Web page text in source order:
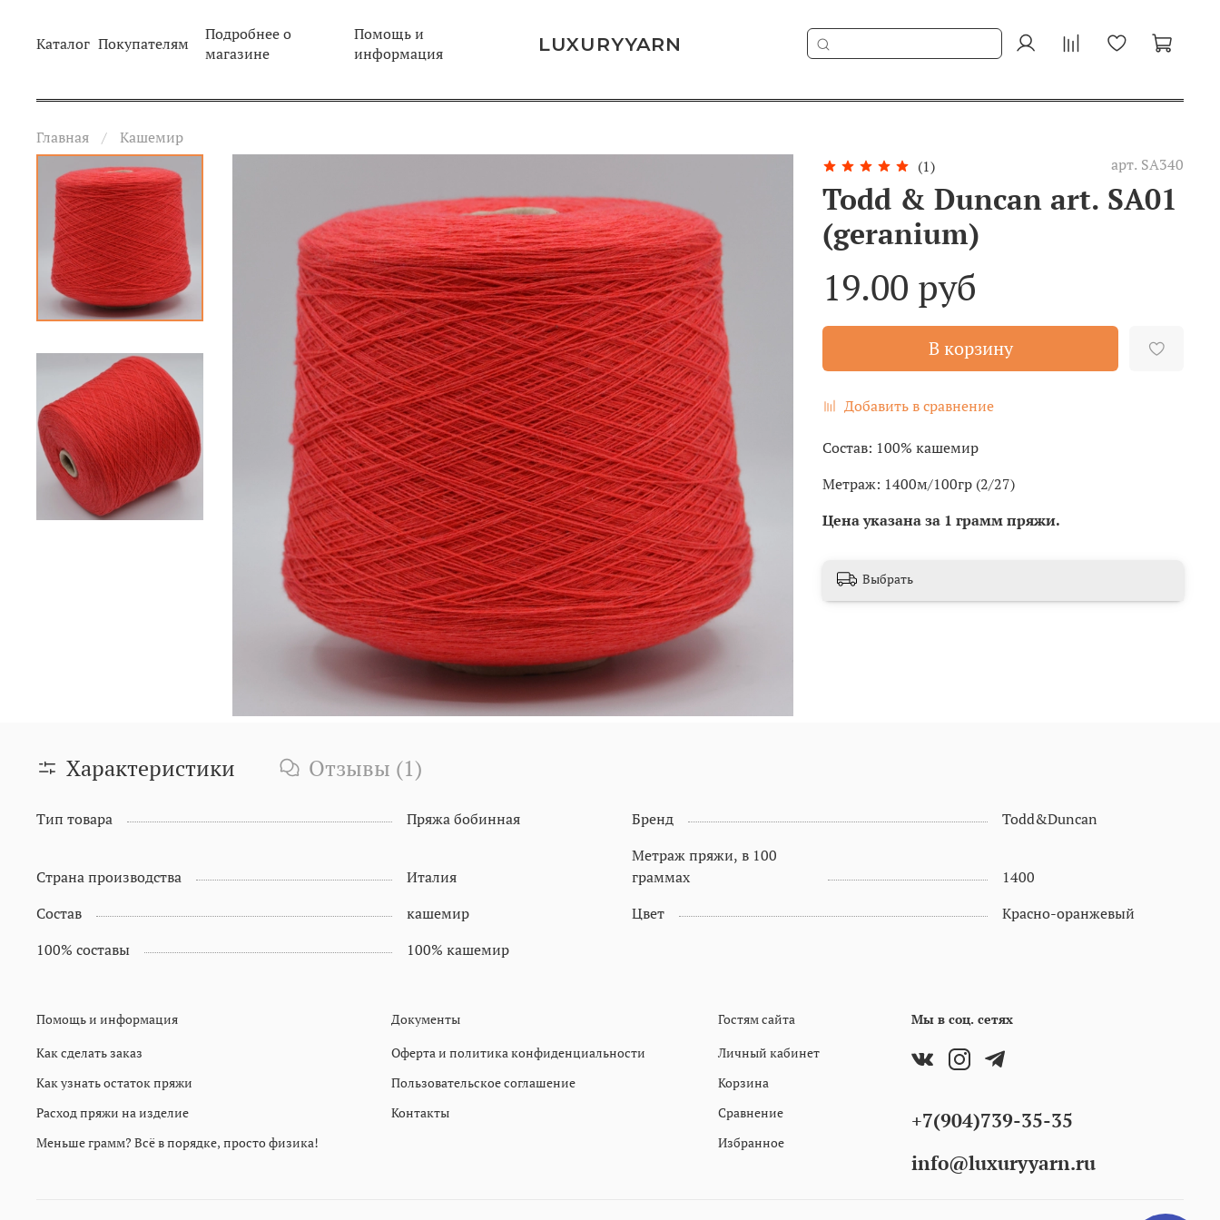
LUXURYYARN
Каталог Покупателям
Подробнее о
магазине
Помощь и
информация
Главная
Кашемир
(1)
арт. SA340
Todd & Duncan art. SA01
(geranium)
19.00 руб
В корзину
Добавить в сравнение
Состав: 100% кашемир
Метраж: 1400м/100гр (2/27)
Цена указана за 1 грамм пряжи.
Выбрать
Характеристики Отзывы (1)
Тип товара Пряжа бобинная Бренд Todd&Duncan
Страна производства Италия
Метраж пряжи, в 100
граммах
1400
Состав
кашемир Цвет
Красно-оранжевый
100% составы
100% кашемир
Помощь и информация
Как сделать заказ
Как узнать остаток пряжи
Расход пряжи на изделие
Меньше грамм? Всё в порядке, просто физика!
Документы
Оферта и политика конфиденциальности
Пользовательское соглашение
Контакты
Гостям сайта
Личный кабинет
Корзина
Сравнение
Избранное
Мы в соц. сетях
+7(904)739-35-35
info@luxuryyarn.ru